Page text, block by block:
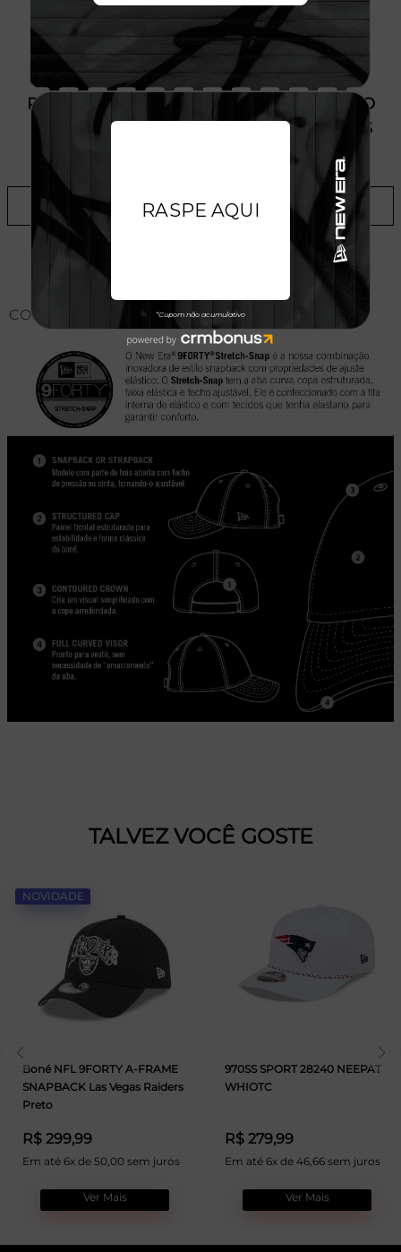
PRODUTO SEM ESTOQUE DÍSPONÍVEL NO
SITE, CONSULTE A DISPONIBILIDADE NAS
ADICIONAR A LISTA DE DESEJOS
CONHEÇA O MODELO DO BONÉ
TALVEZ VOCÊ GOSTE
NOVIDADE
Boné NFL 9FORTY A-FRAME
SNAPBACK Las Vegas Raiders
Preto
R$ 299,99
Em até 6x de 50,00 sem juros
Ver Mais
970SS SPORT 28240 NEEPAT
WHIOTC
R$ 279,99
Em até 6x de 46,66 sem juros
Ver Mais